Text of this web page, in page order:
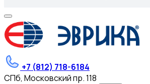
+7 (812) 718-6184
СПб, Московский пр. 118